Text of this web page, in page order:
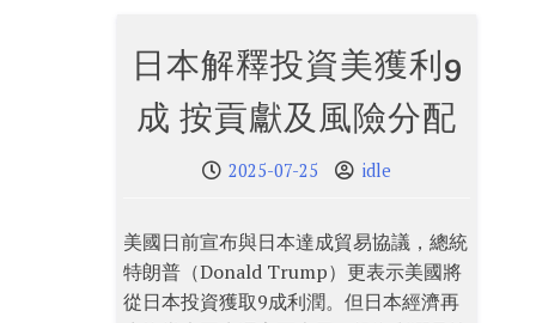
日本解釋投資美獲利9
成 按貢獻及風險分配
2025-07-25 idle
美國日前宣布與日本達成貿易協議，總統
特朗普（Donald Trump）更表示美國將
從日本投資獲取9成利潤。但日本經濟再